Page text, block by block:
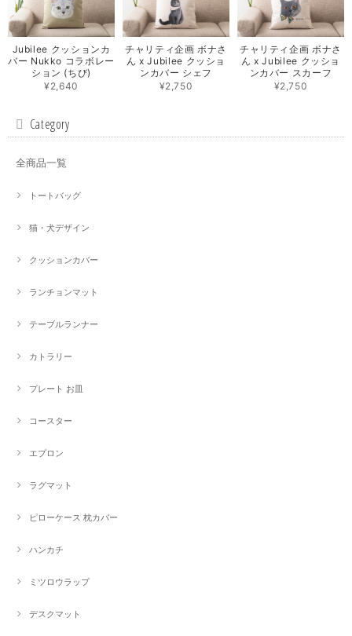
Jubilee クッションカ
バー Nukko コラボレー
ション (ちび)
¥2,640
チャリティ企画 ボナさ
ん x Jubilee クッショ
ンカバー シェフ
¥2,750
チャリティ企画 ボナさ
ん x Jubilee クッショ
ンカバー スカーフ
¥2,750
Category
全商品一覧
トートバッグ
猫・犬デザイン
クッションカバー
ランチョンマット
テーブルランナー
カトラリー
プレート お皿
コースター
エプロン
ラグマット
ピローケース 枕カバー
ハンカチ
ミツロウラップ
デスクマット